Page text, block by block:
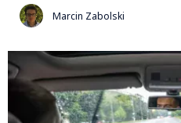
Marcin Zabolski